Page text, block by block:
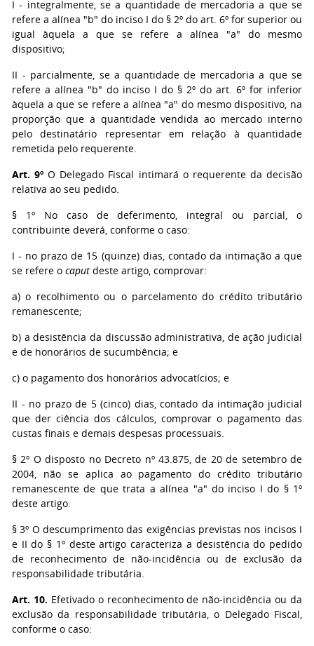
I - integralmente, se a quantidade de mercadoria a que se
refere a alínea "b" do inciso I do § 2º do art. 6º for superior ou
igual àquela a que se refere a alínea "a" do mesmo
dispositivo;
II - parcialmente, se a quantidade de mercadoria a que se
refere a alínea "b" do inciso I do § 2º do art. 6º for inferior
àquela a que se refere a alínea "a" do mesmo dispositivo, na
proporção que a quantidade vendida ao mercado interno
pelo destinatário representar em relação à quantidade
remetida pelo requerente.
Art. 9º O Delegado Fiscal intimará o requerente da decisão
relativa ao seu pedido.
§ 1º No caso de deferimento, integral ou parcial, o
contribuinte deverá, conforme o caso:
I - no prazo de 15 (quinze) dias, contado da intimação a que
se refere o caput deste artigo, comprovar:
a) o recolhimento ou o parcelamento do crédito tributário
remanescente;
b) a desistência da discussão administrativa, de ação judicial
e de honorários de sucumbência; e
c) o pagamento dos honorários advocatícios; e
II - no prazo de 5 (cinco) dias, contado da intimação judicial
que der ciência dos cálculos, comprovar o pagamento das
custas finais e demais despesas processuais.
§ 2º O disposto no Decreto nº 43.875, de 20 de setembro de
2004, não se aplica ao pagamento do crédito tributário
remanescente de que trata a alínea "a" do inciso I do § 1º
deste artigo.
§ 3º O descumprimento das exigências previstas nos incisos I
e II do § 1º deste artigo caracteriza a desistência do pedido
de reconhecimento de não-incidência ou de exclusão da
responsabilidade tributária.
Art. 10. Efetivado o reconhecimento de não-incidência ou da
exclusão da responsabilidade tributária, o Delegado Fiscal,
conforme o caso: